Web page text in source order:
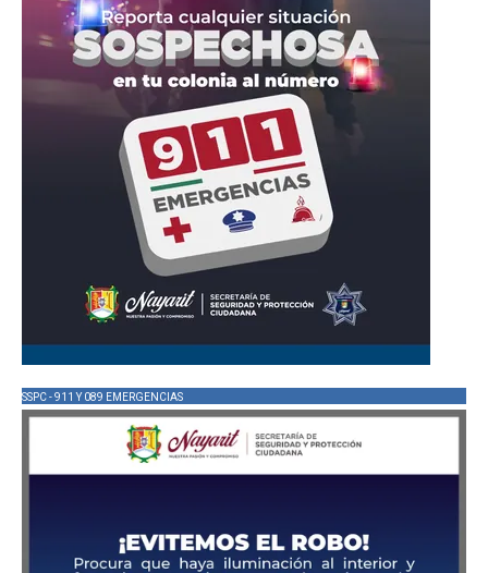
SSPC - 911 Y 089 EMERGENCIAS